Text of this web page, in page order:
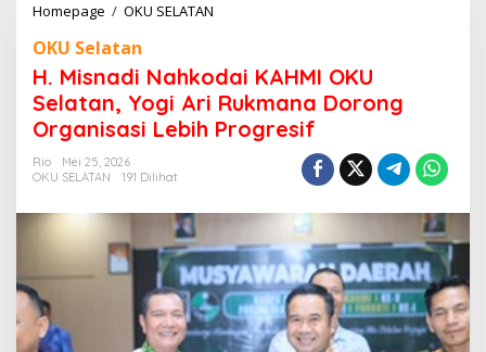
Homepage / OKU SELATAN
s
n
a
k
o
d
a
i
OKU Selatan
H. Misnadi Nahkodai KAHMI OKU
Selatan, Yogi Ari Rukmana Dorong
Organisasi Lebih Progresif
Rio
Mei 25, 2026
OKU SELATAN
191 Dilihat